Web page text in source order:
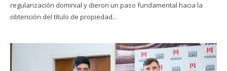
regularización dominial y dieron un paso fundamental hacia la
obtención del título de propiedad...